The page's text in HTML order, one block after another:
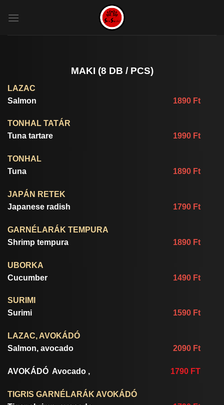
MAKI (8 DB / PCS)
LAZAC
Salmon
1890 Ft
TONHAL TATÁR
Tuna tartare
1990 Ft
TONHAL
Tuna
1890 Ft
JAPÁN RETEK
Japanese radish
1790 Ft
GARNÉLARÁK TEMPURA
Shrimp tempura
1890 Ft
UBORKA
Cucumber
1490 Ft
SURIMI
Surimi
1590 Ft
LAZAC, AVOKÁDÓ
Salmon, avocado
2090 Ft
AVOKÁDÓ Avocado , 1790 FT
TIGRIS GARNÉLARÁK AVOKÁDÓ